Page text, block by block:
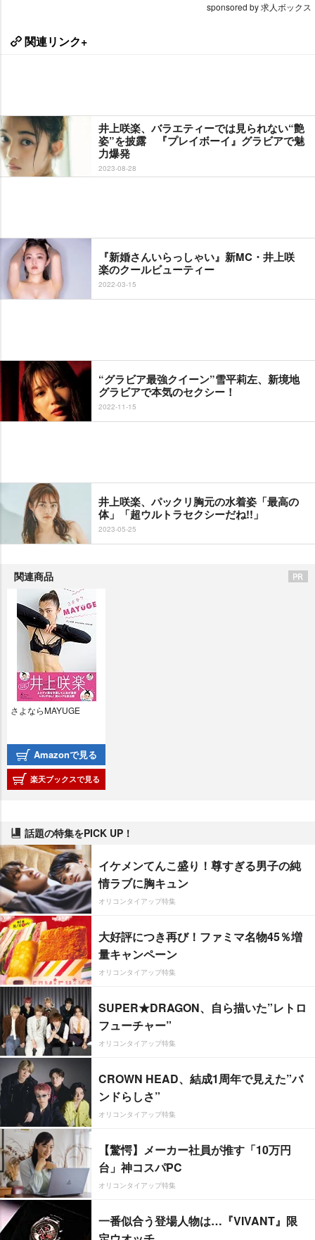
sponsored by 求人ボックス
関連リンク+
井上咲楽、バラエティーでは見られない“艶
姿”を披露 『プレイボーイ』グラビアで魅
力爆発
2023-08-28
『新婚さんいらっしゃい』新MC・井上咲
楽のクールビューティー
2022-03-15
“グラビア最強クイーン”雪平莉左、新境地
グラビアで本気のセクシー！
2022-11-15
井上咲楽、パックリ胸元の水着姿「最高の
体」「超ウルトラセクシーだね!!」
2023-05-25
関連商品
さよならMAYUGE
Amazonで見る
楽天ブックスで見る
話題の特集をPICK UP！
イケメンてんこ盛り！尊すぎる男子の純
情ラブに胸キュン
オリコンタイアップ特集
大好評につき再び！ファミマ名物45％増
量キャンペーン
オリコンタイアップ特集
SUPER★DRAGON、自ら描いた”レトロ
フューチャー”
オリコンタイアップ特集
CROWN HEAD、結成1周年で見えた”バ
ンドらしさ”
オリコンタイアップ特集
【驚愕】メーカー社員が推す「10万円
台」神コスパPC
オリコンタイアップ特集
一番似合う登場人物は…『VIVANT』限